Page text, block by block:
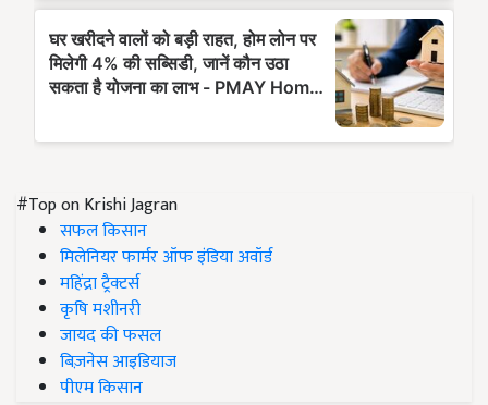
#Top on Krishi Jagran
सफल किसान
मिलेनियर फार्मर ऑफ इंडिया अवॉर्ड
महिंद्रा ट्रैक्टर्स
कृषि मशीनरी
जायद की फसल
बिज़नेस आइडियाज
पीएम किसान